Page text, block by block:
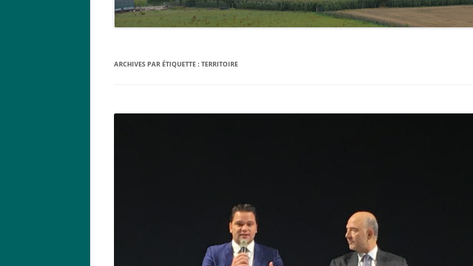
CONSEIL DES COMMUNES ETCOOPÉRATION FRANCE –
ARCHIVES PAR ÉTIQUETTE : TERRITOIRE